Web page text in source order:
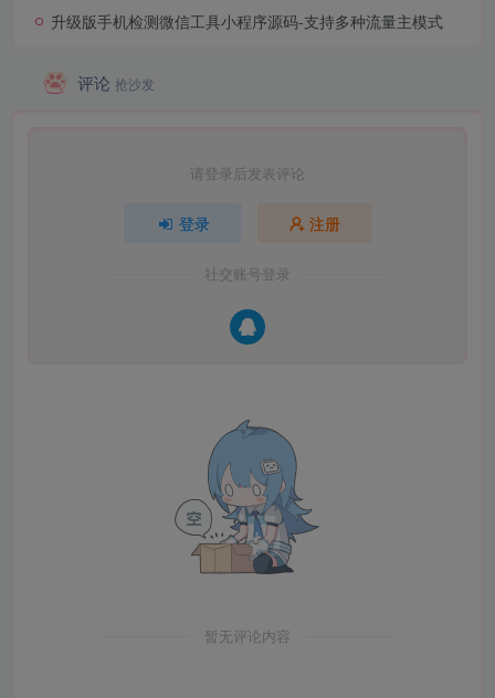
升级版手机检测微信工具小程序源码-支持多种流量主模式
评论 抢沙发
请登录后发表评论
登录 注册
社交账号登录
暂无评论内容